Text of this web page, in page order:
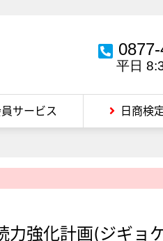
平日
サービス 日商検
力強化計画(ジギョ